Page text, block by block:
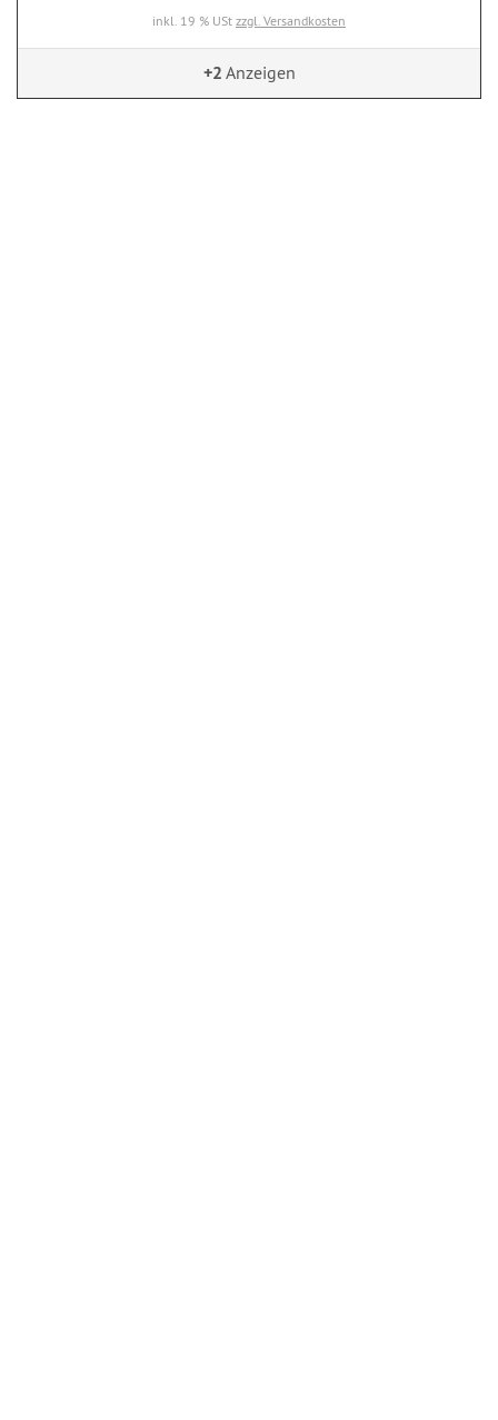
inkl. 19 % USt zzgl. Versandkosten
+2 Anzeigen